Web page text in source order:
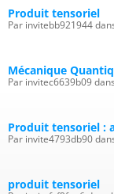
Produit tensoriel
Par invitebb921944
Mécanique
Par invitec6639b09
Produit tensoriel :
Par invite4793db90
produit tensoriel